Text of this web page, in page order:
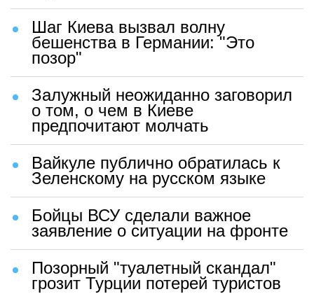
Шаг Киева вызвал волну
бешенства в Германии: "Это
позор"
Залужный неожиданно заговорил
о том, о чем в Киеве
предпочитают молчать
Вайкуле публично обратилась к
Зеленскому на русском языке
Бойцы ВСУ сделали важное
заявление о ситуации на фронте
Позорный "туалетный скандал"
грозит Турции потерей туристов